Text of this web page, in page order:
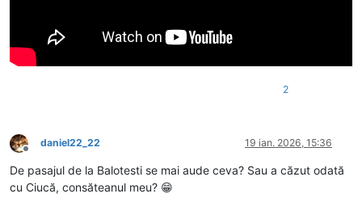
2
Deconectat
daniel22_22 19 ian. 2026, 15:36
De pasajul de la Balotesti se mai aude ceva? Sau a căzut odată
cu Ciucă, consăteanul meu? 😁